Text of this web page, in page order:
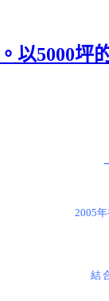
以5000坪
2005
結